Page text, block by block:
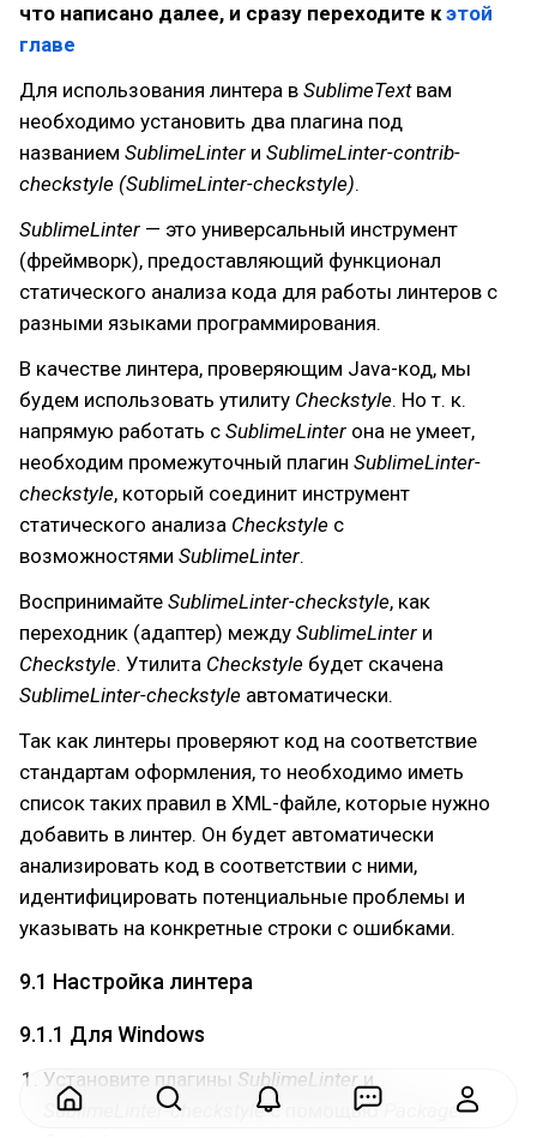
что написано далее, и сразу переходите кэтой
главе
Для использования линтера в SublimeTextвам
необходимо установить два плагина под
названием SublimeLinter и SublimeLinter-contrib-
checkstyle (SublimeLinter-checkstyle).
SublimeLinter — это универсальный инструмент
(фреймворк), предоставляющий функционал
статического анализа кода для работы линтеров с
разными языками программирования.
В качестве линтера, проверяющим Java-код, мы
будем использовать утилиту Checkstyle. Но т. к.
напрямую работать с SublimeLinter она не умеет,
необходим промежуточный плагин SublimeLinter-
checkstyle, который соединит инструмент
статического анализа Checkstyle с
возможностями SublimeLinter.
Воспринимайте SublimeLinter-checkstyle, как
переходник (адаптер) между SublimeLinter и
Checkstyle. Утилита Checkstyle будет скачена
SublimeLinter-checkstyle автоматически.
Так как линтеры проверяют код на соответствие
стандартам оформления, то необходимо иметь
список таких правил в XML-файле, которые нужно
добавить в линтер. Он будет автоматически
анализировать код в соответствии с ними,
идентифицировать потенциальные проблемы и
указывать на конкретные строки с ошибками.
9.1 Настройка линтера
9.1.1 Для Windows
Установите плагины SublimeLinterи
SublimeLinter-checkstyleс помощью Package